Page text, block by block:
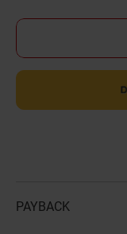
PAYBACK